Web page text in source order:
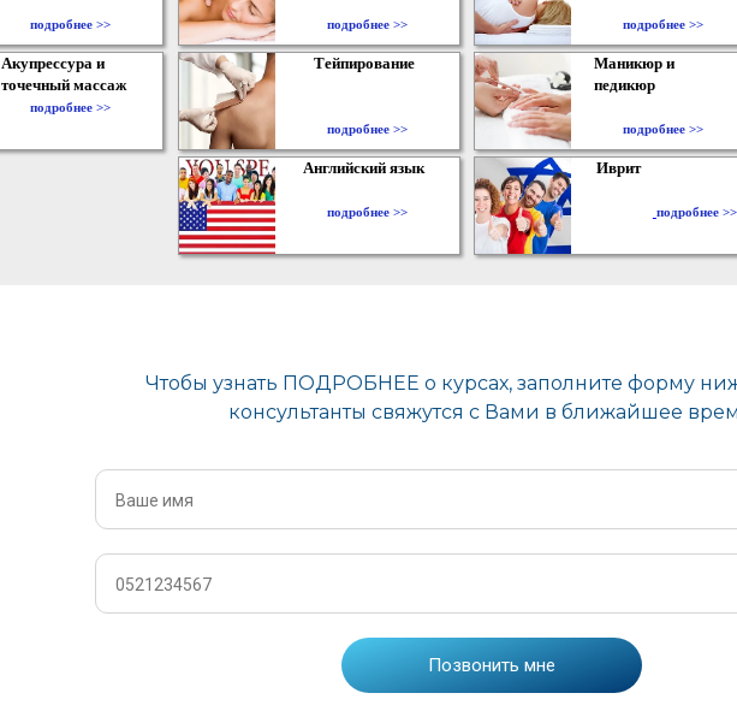
подробнее >> подробнее >> подробнее >>
Акупрессура и
точечный массаж
подробнее >>
Тейпирование
подробнее >>
Маникюр и
педикюр
подробнее >>
Английский язык
подробнее >>
Иврит
подробнее >>